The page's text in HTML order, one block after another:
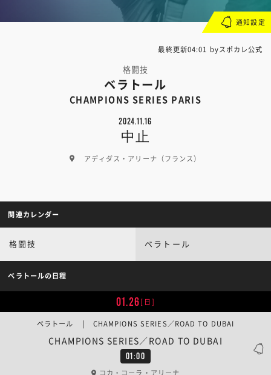
最終更新04:01 byスポカレ公式
格闘技
ベラトール
CHAMPIONS SERIES PARIS
2024.11.16
中止
アディダス・アリーナ（フランス）
通知設定
関連カレンダー
格闘技 ベラトール
ベラトールの日程
01.26[日]
01:00
CHAMPIONS SERIES／ROAD TO DUBAI
ベラトール | CHAMPIONS SERIES／ROAD TO DUBAI
コカ・コーラ・アリーナ